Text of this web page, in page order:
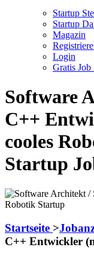
Startup
Startup
Magazin
Login
Gratis Job
Software
C++
cooles
Startup
Startseite >
C++ Entwickler